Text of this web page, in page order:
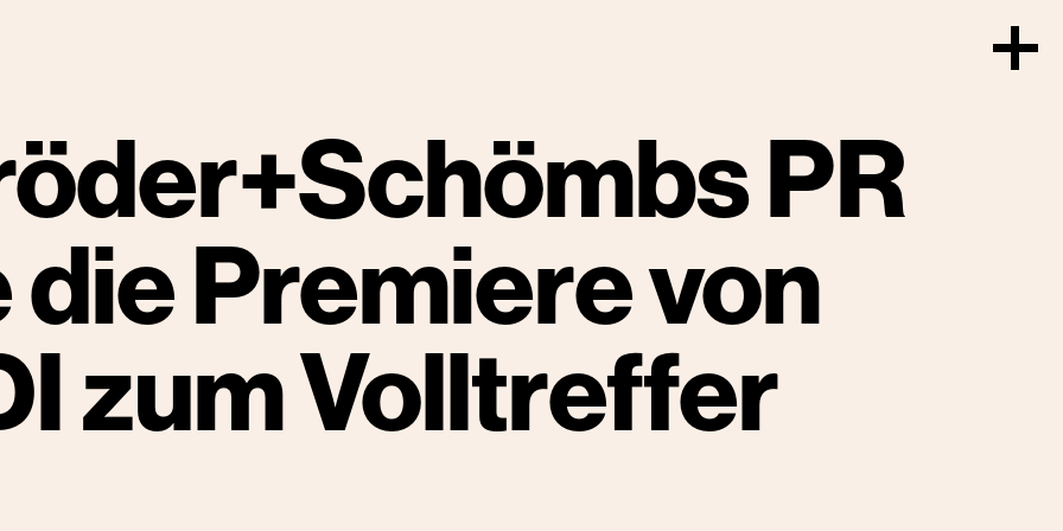
PR
Premiere von
zum Volltreffer